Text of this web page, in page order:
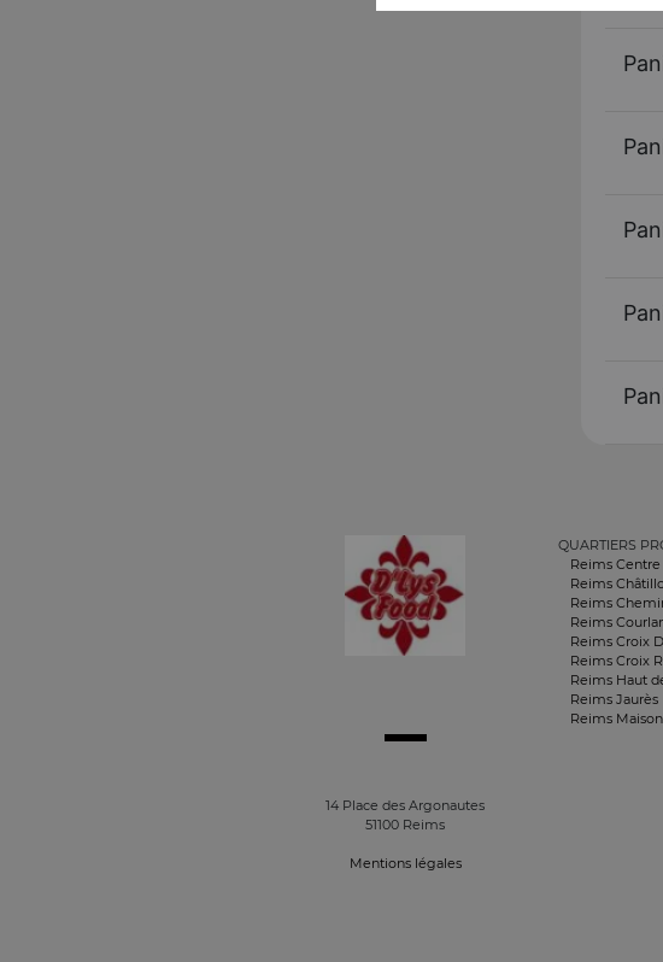
14 Place des Argonautes
51100 Reims
Mentions légales
QUARTIERS
Reims Centre
Reims
Reims
Reims
Reims Croix
Reims Croix
Reims Haut
Reims Jaurès
Reims